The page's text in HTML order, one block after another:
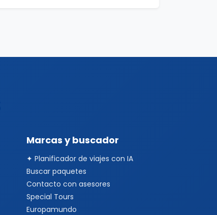
Marcas y buscador
✦ Planificador de viajes con IA
Buscar paquetes
Contacto con asesores
Special Tours
Europamundo